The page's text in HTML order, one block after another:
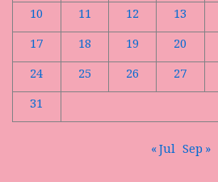
10
11 12 13
17
18 19 20
24
25 26 27
31
« Jul Sep »